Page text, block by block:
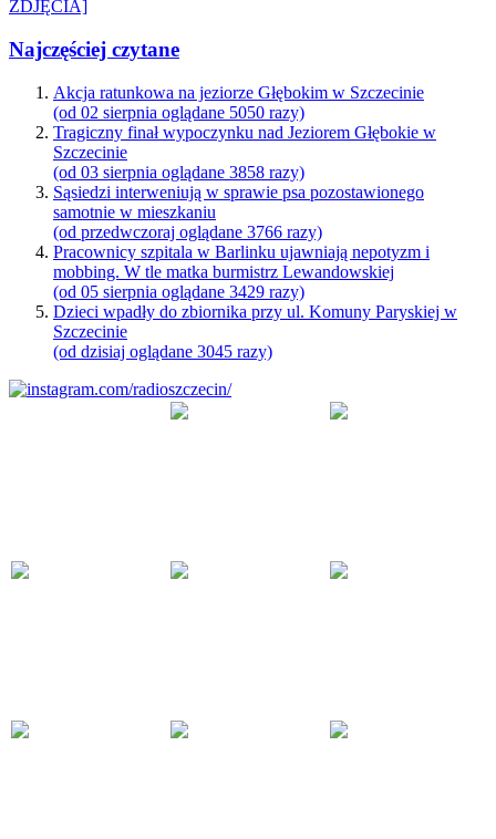
Najczęściej czytane
Akcja ratunkowa na jeziorze Głębokim w Szczecinie
(od 02 sierpnia oglądane 5050 razy)
Tragiczny finał wypoczynku nad Jeziorem Głębokie w
Szczecinie
(od 03 sierpnia oglądane 3858 razy)
Sąsiedzi interweniują w sprawie psa pozostawionego
samotnie w mieszkaniu
(od przedwczoraj oglądane 3766 razy)
Pracownicy szpitala w Barlinku ujawniają nepotyzm i
mobbing. W tle matka burmistrz Lewandowskiej
(od 05 sierpnia oglądane 3429 razy)
Dzieci wpadły do zbiornika przy ul. Komuny Paryskiej w
Szczecinie
(od dzisiaj oglądane 3045 razy)